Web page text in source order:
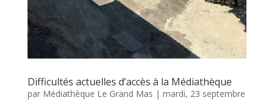
Difficultés actuelles d’accès à la Médiathèque
par Médiathèque Le Grand Mas | mardi, 23 septembre